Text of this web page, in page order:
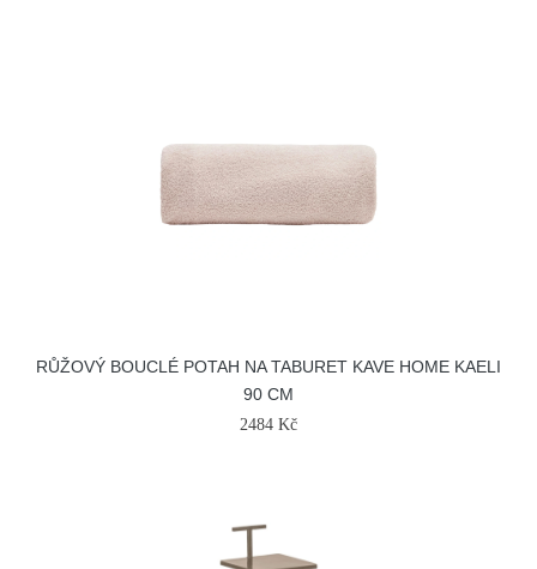
RŮŽOVÝ BOUCLÉ POTAH NA TABURET KAVE HOME KAELI
90 CM
2484 Kč